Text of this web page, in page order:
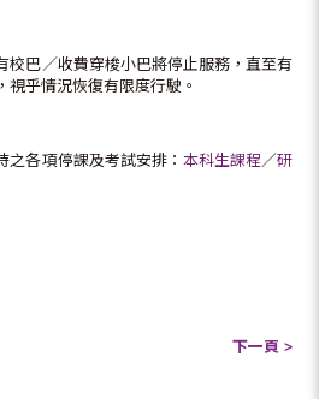
巴／收費穿梭小巴將停止服務，直至有
乎情況恢復有限度行駛。
各項停課及考試安排： 本科生課程 ／研
下一頁 >